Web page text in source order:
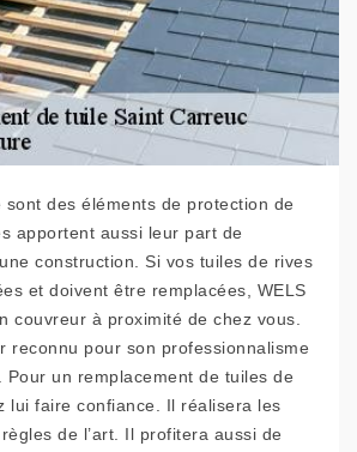
sont des éléments de protection de
apportent aussi leur part de
construction. Si vos tuiles de rives
et doivent être remplacées, WELS
couvreur à proximité de chez vous.
reconnu pour son professionnalisme
Pour un remplacement de tuiles de
lui faire confiance. Il réalisera les
de l’art. Il profitera aussi de